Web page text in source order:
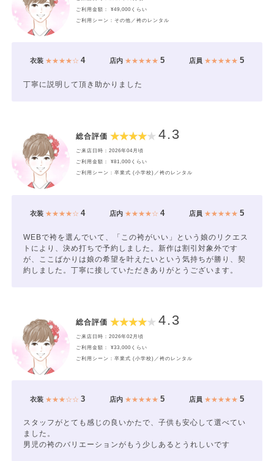
ご利用金額： ¥49,000くらい
ご利用シーン：その他／袴のレンタル
衣装★★★★☆ 4 店内★★★★★ 5 店員 ★★★★★5
丁寧に説明して頂き助かりました
総合評価 4.3
ご来店日時：2026年04月頃
ご利用金額： ¥81,000くらい
ご利用シーン：卒業式 (小学校)／袴のレンタル
衣装★★★★☆ 4 店内★★★★☆ 4 店員 ★★★★★5
WEBで袴を選んでいて、「この袴がいい」という娘のリクエス
トにより、決め打ちで予約しました。新作は割引対象外です
が、ここばかりは娘の希望を叶えたいという気持ちが勝り、契
約しました。丁寧に接していただきありがとうございます。
総合評価 4.3
ご来店日時：2026年02月頃
ご利用金額： ¥33,000くらい
ご利用シーン：卒業式 (小学校)／袴のレンタル
衣装★★★☆☆ 3 店内★★★★★ 5 店員 ★★★★★5
スタッフがとても感じの良いかたで、子供も安心して選べてい
ました。
男児の袴のバリエーションがもう少しあるとうれしいです